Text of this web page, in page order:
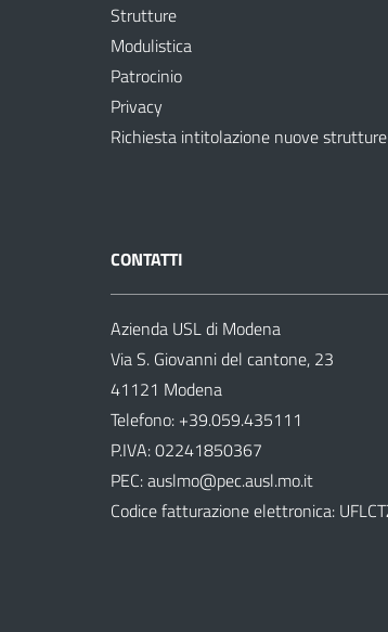
Strutture
Modulistica
Patrocinio
Privacy
Richiesta intitolazione nuove
CONTATTI
Azienda USL di Modena
Via S. Giovanni del cantone, 23
41121 Modena
Telefono: +39.059.435111
P.IVA: 02241850367
PEC:auslmo@pec.ausl.mo.it
Codice fatturazione elettronica: